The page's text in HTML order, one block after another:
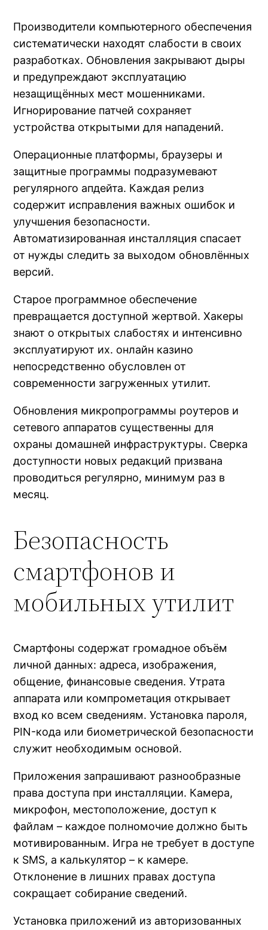
Производители компьютерного обеспечения
систематически находят слабости в своих
разработках. Обновления закрывают дыры
и предупреждают эксплуатацию
незащищённых мест мошенниками.
Игнорирование патчей сохраняет
устройства открытыми для нападений.
Операционные платформы, браузеры и
защитные программы подразумевают
регулярного апдейта. Каждая релиз
содержит исправления важных ошибок и
улучшения безопасности.
Автоматизированная инсталляция спасает
от нужды следить за выходом обновлённых
версий.
Старое программное обеспечение
превращается доступной жертвой. Хакеры
знают о открытых слабостях и интенсивно
эксплуатируют их. онлайн казино
непосредственно обусловлен от
современности загруженных утилит.
Обновления микропрограммы роутеров и
сетевого аппаратов существенны для
охраны домашней инфраструктуры. Сверка
доступности новых редакций призвана
проводиться регулярно, минимум раз в
месяц.
Безопасность
смартфонов и
мобильных утилит
Смартфоны содержат громадное объём
личной данных: адреса, изображения,
общение, финансовые сведения. Утрата
аппарата или компрометация открывает
вход ко всем сведениям. Установка пароля,
PIN-кода или биометрической безопасности
служит необходимым основой.
Приложения запрашивают разнообразные
права доступа при инсталляции. Камера,
микрофон, местоположение, доступ к
файлам – каждое полномочие должно быть
мотивированным. Игра не требует в доступе
к SMS, а калькулятор – к камере.
Отклонение в лишних правах доступа
сокращает собирание сведений.
Установка приложений из авторизованных